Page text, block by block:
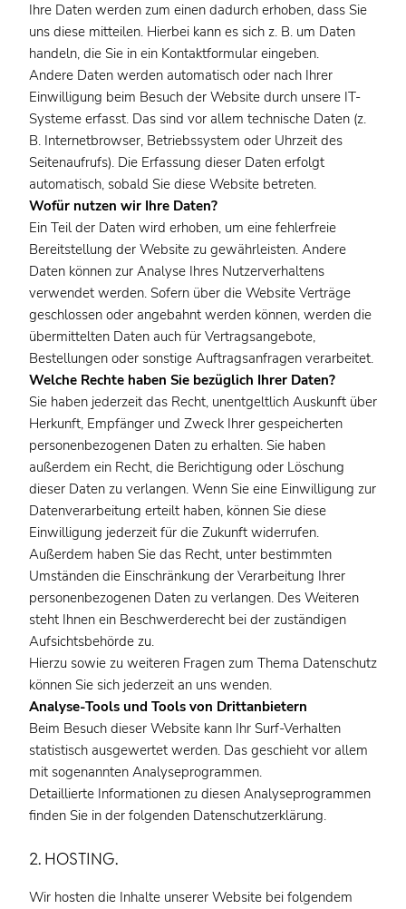
Ihre Daten werden zum einen dadurch erhoben, dass Sie
uns diese mitteilen. Hierbei kann es sich z. B. um Daten
handeln, die Sie in ein Kontaktformular eingeben.
Andere Daten werden automatisch oder nach Ihrer
Einwilligung beim Besuch der Website durch unsere IT-
Systeme erfasst. Das sind vor allem technische Daten (z.
B. Internetbrowser, Betriebssystem oder Uhrzeit des
Seitenaufrufs). Die Erfassung dieser Daten erfolgt
automatisch, sobald Sie diese Website betreten.
Wofür nutzen wir Ihre Daten?
Ein Teil der Daten wird erhoben, um eine fehlerfreie
Bereitstellung der Website zu gewährleisten. Andere
Daten können zur Analyse Ihres Nutzerverhaltens
verwendet werden. Sofern über die Website Verträge
geschlossen oder angebahnt werden können, werden die
übermittelten Daten auch für Vertragsangebote,
Bestellungen oder sonstige Auftragsanfragen verarbeitet.
Welche Rechte haben Sie bezüglich Ihrer Daten?
Sie haben jederzeit das Recht, unentgeltlich Auskunft über
Herkunft, Empfänger und Zweck Ihrer gespeicherten
personenbezogenen Daten zu erhalten. Sie haben
außerdem ein Recht, die Berichtigung oder Löschung
dieser Daten zu verlangen. Wenn Sie eine Einwilligung zur
Datenverarbeitung erteilt haben, können Sie diese
Einwilligung jederzeit für die Zukunft widerrufen.
Außerdem haben Sie das Recht, unter bestimmten
Umständen die Einschränkung der Verarbeitung Ihrer
personenbezogenen Daten zu verlangen. Des Weiteren
steht Ihnen ein Beschwerderecht bei der zuständigen
Aufsichtsbehörde zu.
Hierzu sowie zu weiteren Fragen zum Thema Datenschutz
können Sie sich jederzeit an uns wenden.
Analyse-Tools und Tools von Drittanbietern
Beim Besuch dieser Website kann Ihr Surf-Verhalten
statistisch ausgewertet werden. Das geschieht vor allem
mit sogenannten Analyseprogrammen.
Detaillierte Informationen zu diesen Analyseprogrammen
finden Sie in der folgenden Datenschutzerklärung.
2. HOSTING.
Wir hosten die Inhalte unserer Website bei folgendem